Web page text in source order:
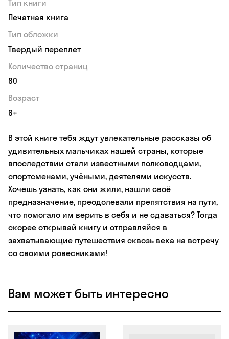
Тип книги
Печатная книга
Тип обложки
Твердый переплет
Количество страниц
80
Возраст
6+
В этой книге тебя ждут увлекательные рассказы об
удивительных мальчиках нашей страны, которые
впоследствии стали известными полководцами,
спортсменами, учёными, деятелями искусств.
Хочешь узнать, как они жили, нашли своё
предназначение, преодолевали препятствия на пути,
что помогало им верить в себя и не сдаваться? Тогда
скорее открывай книгу и отправляйся в
захватывающие путешествия сквозь века на встречу
со своими ровесниками!
Вам может быть интересно